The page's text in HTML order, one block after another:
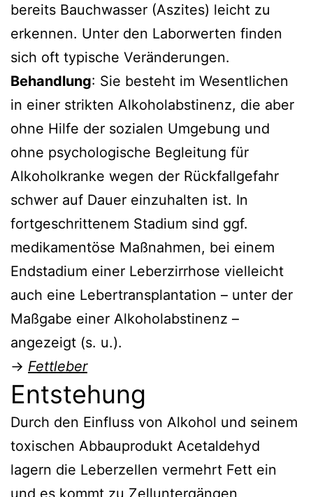
bereits Bauchwasser (Aszites) leicht zu
erkennen. Unter den Laborwerten finden
sich oft typische Veränderungen.
Behandlung: Sie besteht im Wesentlichen
in einer strikten Alkoholabstinenz, die aber
ohne Hilfe der sozialen Umgebung und
ohne psychologische Begleitung für
Alkoholkranke wegen der Rückfallgefahr
schwer auf Dauer einzuhalten ist. In
fortgeschrittenem Stadium sind ggf.
medikamentöse Maßnahmen, bei einem
Endstadium einer Leberzirrhose vielleicht
auch eine Lebertransplantation – unter der
Maßgabe einer Alkoholabstinenz –
angezeigt (s. u.).
→ Fettleber
Entstehung
Durch den Einfluss von Alkohol und seinem
toxischen Abbauprodukt Acetaldehyd
lagern die Leberzellen vermehrt Fett ein
und es kommt zu Zelluntergängen